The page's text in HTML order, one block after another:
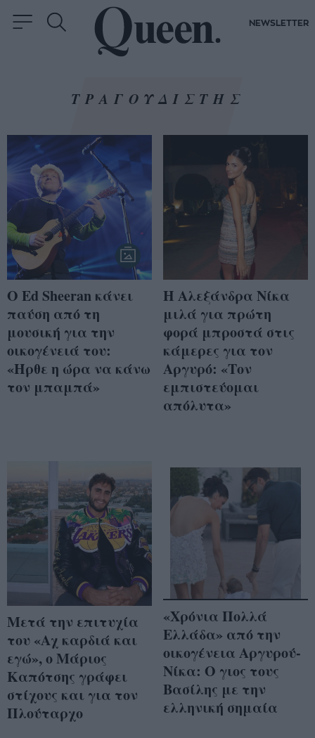
NEWSLETTER
ΤΡΑΓΟΥΔΙΣΤΗΣ
Ο Ed Sheeran κάνει
παύση από τη
μουσική για την
οικογένειά του:
«Ήρθε η ώρα να κάνω
τον μπαμπά»
Η Αλεξάνδρα Νίκα
μιλά για πρώτη
φορά μπροστά στις
κάμερες για τον
Αργυρό: «Τον
εμπιστεύομαι
απόλυτα»
Μετά την επιτυχία
του «Αχ καρδιά και
εγώ», ο Μάριος
Καπότσης γράφει
στίχους και για τον
Πλούταρχο
«Χρόνια Πολλά
Ελλάδα» από την
οικογένεια Αργυρού-
Νίκα: Ο γιος τους
Βασίλης με την
ελληνική σημαία